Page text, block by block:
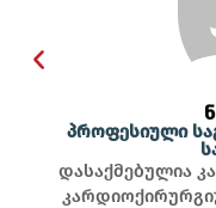
პროფესიული
დასაქმებულია